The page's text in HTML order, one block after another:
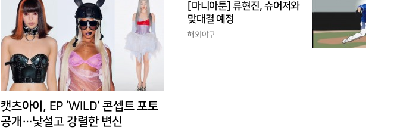
캣츠아이, EP ‘WILD’ 콘셉트 포토
공개…낯설고 강렬한 변신
[마니아툰] 류현진, 슈어저와
맞대결 예정
해외야구